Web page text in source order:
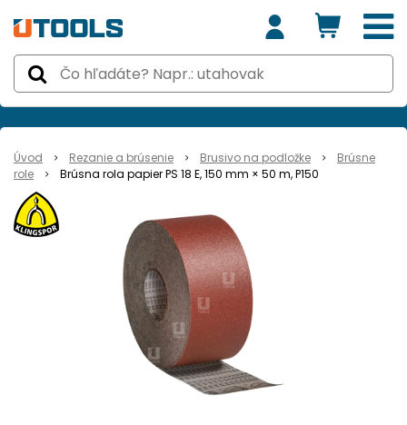
Úvod Rezanie a brúsenie Brusivo na podložke
Brúsne
role
Brúsna rola papier PS 18 E, 150 mm × 50 m, P150